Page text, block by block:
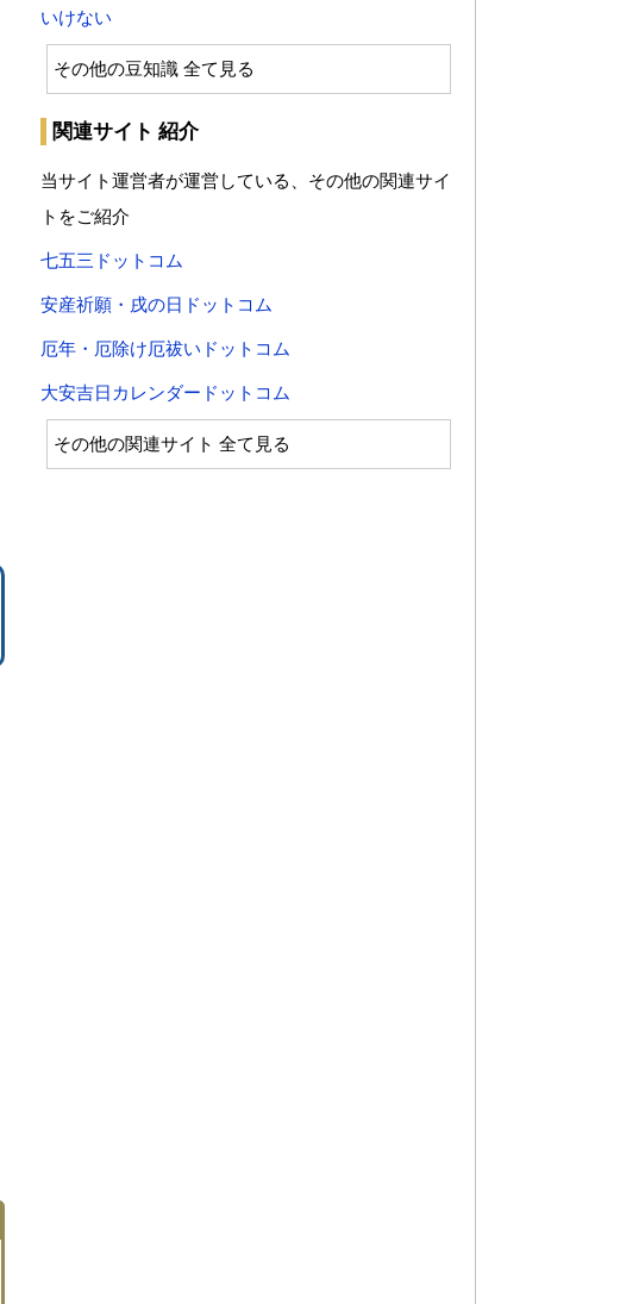
いけない
その他の豆知識 全て見る
関連サイト 紹介
当サイト運営者が運営している、その他の関連サイ
トをご紹介
七五三ドットコム
安産祈願・戌の日ドットコム
厄年・厄除け厄祓いドットコム
大安吉日カレンダードットコム
その他の関連サイト 全て見る